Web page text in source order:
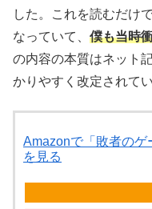
した。これを読むだけ
なっていて、 僕も当時
の内容の本質はネット
かりやすく改定されて
Amazonで「敗者のゲ
を見る